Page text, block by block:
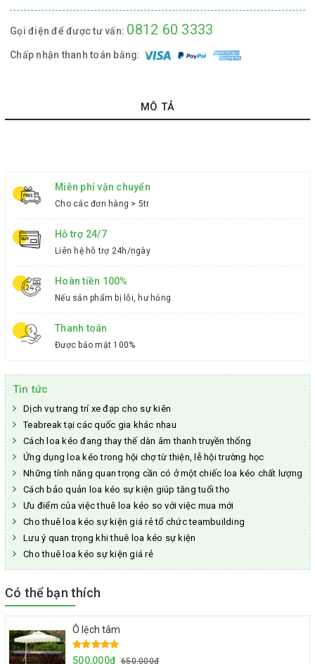
Gọi điện để được tư vấn: 0812 60 3333
Chấp nhận thanh toán bằng:
MÔ TẢ
Miễn phí vận chuyển
Cho các đơn hàng > 5tr
Hỗ trợ 24/7
Liên hệ hỗ trợ 24h/ngày
Hoàn tiền 100%
Nếu sản phẩm bị lỗi, hư hỏng
Thanh toán
Được bảo mật 100%
Tin tức
Dịch vụ trang trí xe đạp cho sự kiên
Teabreak tại các quốc gia khác nhau
Cách loa kéo đang thay thế dàn âm thanh truyền thống
Ứng dụng loa kéo trong hội chợ từ thiện, lễ hội trường học
Những tính năng quan trọng cần có ở một chiếc loa kéo chất lượng
Cách bảo quản loa kéo sự kiện giúp tăng tuổi thọ
Ưu điểm của việc thuê loa kéo so với việc mua mới
Cho thuê loa kéo sự kiện giá rẻ tổ chức teambuilding
Lưu ý quan trọng khi thuê loa kéo sự kiện
Cho thuê loa kéo sự kiện giá rẻ
Có thể bạn thích
Ô lệch tâm
500,000đ 650,000đ